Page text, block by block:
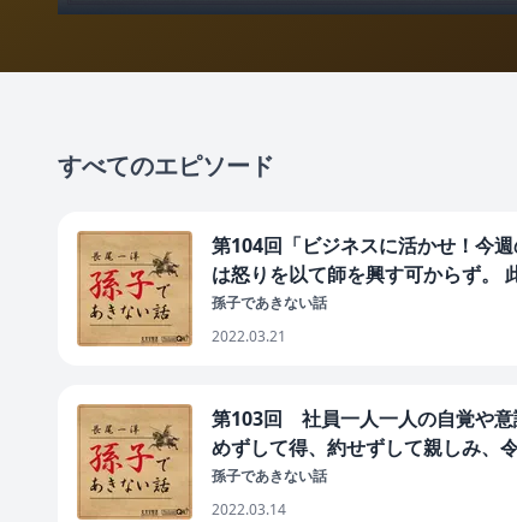
すべてのエピソード
第104回「ビジネスに活かせ！今
は怒りを以て師を興す可からず。
孫子であきない話
2022.03.21
第103回 社員一人一人の自覚や
めずして得、約せずして親しみ、
孫子であきない話
2022.03.14